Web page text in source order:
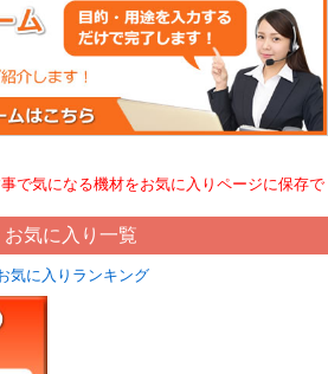
で気になる機材をお気に入りページに保存で
お気に入り一覧
気に入りランキング